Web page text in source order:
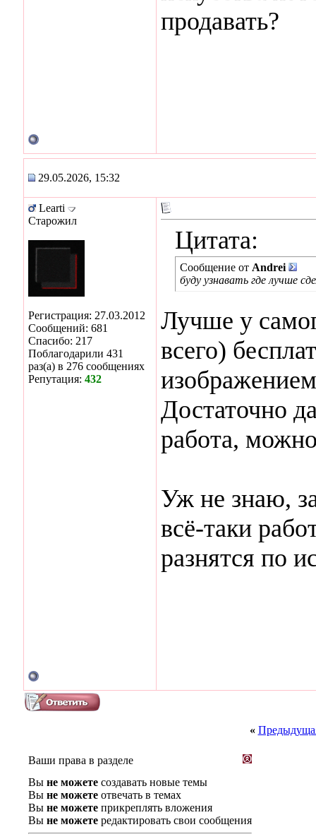
продавать?
29.05.2026, 15:32
Learti
Старожил
Регистрация: 27.03.2012
Сообщений: 681
Спасибо: 217
Поблагодарили 431
раз(а) в 276 сообщениях
Репутация: 432
Цитата:
Сообщение от Andrei
буду узнавать где лучше
Лучше у
всего)
Достаточно
работа,
Уж не знаю,
всё-таки
разнятся по
«
Ваши права в разделе
Вы не можете создавать новые темы
Вы не можете отвечать в темах
Вы не можете прикреплять вложения
Вы не можете редактировать свои сообщения